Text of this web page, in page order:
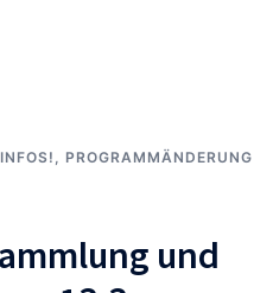
, PROGRAMMÄNDERUNG
und